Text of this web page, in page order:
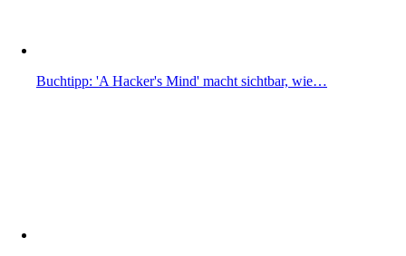
Buchtipp: 'A Hacker's Mind' macht sichtbar, wie…